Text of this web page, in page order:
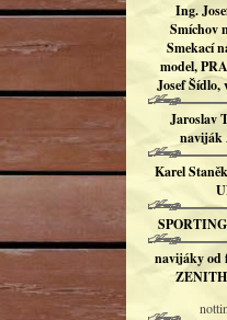
Ing.
Smíchov
Smekací
model,
Josef Šídlo,
Jaroslav
Karel
navijáky od